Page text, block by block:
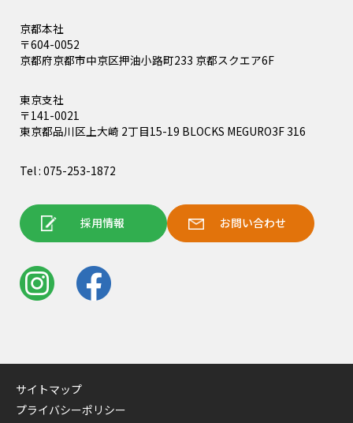
京都本社
〒604-0052
京都府京都市中京区押油小路町233 京都スクエア6F
東京支社
〒141-0021
東京都品川区上大崎 2丁目15-19 BLOCKS MEGURO3F 316
Tel : 075-253-1872
採用情報 お問い合わせ
サイトマップ
プライバシーポリシー